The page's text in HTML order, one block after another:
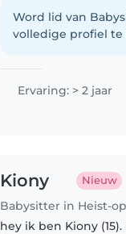
uitademen familie
vrienden. Ze zijn dol
Word lid van
volledige profiel te
Ervaring: > 2 jaar
Kiony Nieuw
hey ik ben Kiony